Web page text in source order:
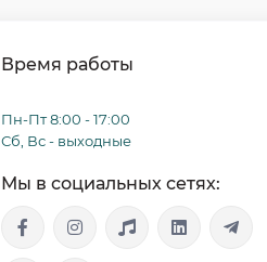
Время работы
Пн-Пт 8:00 - 17:00
Сб, Вс - выходные
Мы в социальных сетях: